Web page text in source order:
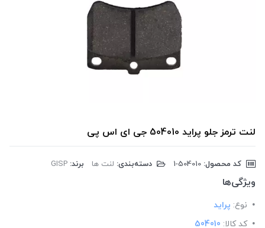
لنت ترمز جلو پراید 504010 جی ای اس پی
کد محصول: دسته‌بندی: لنت ها برند: GISP
ویژگی‌ها
نوع: پراید
کد کالا: 504010